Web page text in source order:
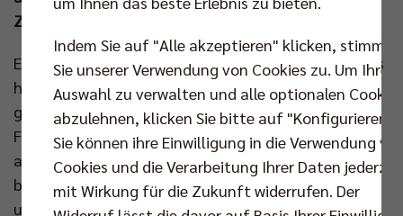
Zirkus in die Max-Schmeling-Halle.
Er ist ein Mann, der auch über die Grenzen des Sports
hinaus Bekanntheit erlangt hat: Earvin N’Gapeth
gehört zu den schillerndsten und polarisierendsten
Figuren des weltweiten Volleyballs. Der mitunter
aufreizende Spielstil des 32-jährigen Superstars
bringt Entertainment in die Arenen und Würze in die
unzähligen Topspiele, die er für seinen Verein und
Indem Sie auf "Alle akzeptieren" klicken, stimmen
Sie unserer Verwendung von Cookies zu. Um Ihre
Auswahl zu verwalten und alle optionalen Cookies
abzulehnen, klicken Sie bitte auf "Konfigurieren".
Sie können ihre Einwilligung in die Verwendung
Cookies und die Verarbeitung Ihrer Daten
mit Wirkung für die Zukunft widerrufen. Der